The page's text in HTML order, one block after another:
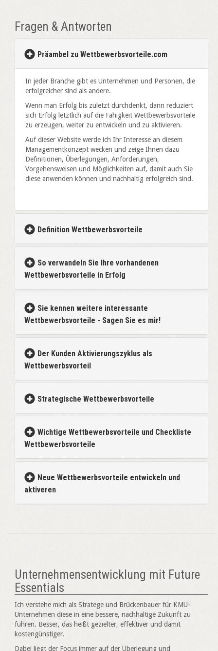
Fragen & Antworten
Präambel zu Wettbewerbsvorteile.com
In jeder Branche gibt es Unternehmen und Personen, die
erfolgreicher sind als andere.
Wenn man Erfolg bis zuletzt durchdenkt, dann reduziert
sich Erfolg letztlich auf die Fähigkeit Wettbewerbsvorteile
zu erzeugen, weiter zu entwickeln und zu aktivieren.
Auf dieser Website werde ich Ihr Interesse an diesem
Managementkonzept wecken und zeige Ihnen dazu
Definitionen, Überlegungen, Anforderungen,
Vorgehensweisen und Möglichkeiten auf, damit auch Sie
diese anwenden können und nachhaltig erfolgreich sind.
Definition Wettbewerbsvorteile
So verwandeln Sie Ihre vorhandenen
Wettbewerbsvorteile in Erfolg
Sie kennen weitere interessante
Wettbewerbsvorteile - Sagen Sie es mir!
Der Kunden Aktivierungszyklus als
Wettbewerbsvorteil
Strategische Wettbewerbsvorteile
Wichtige Wettbewerbsvorteile und Checkliste
Wettbewerbsvorteile
Neue Wettbewerbsvorteile entwickeln und
aktiveren
Unternehmensentwicklung mit Future
Essentials
Ich verstehe mich als Stratege und Brückenbauer für KMU-
Unternehmen diese in eine bessere, nachhaltige Zukunft zu
führen. Besser, das heißt gezielter, effektiver und damit
kostengünstiger.
Dabei liegt der Focus immer auf der Überlegung und